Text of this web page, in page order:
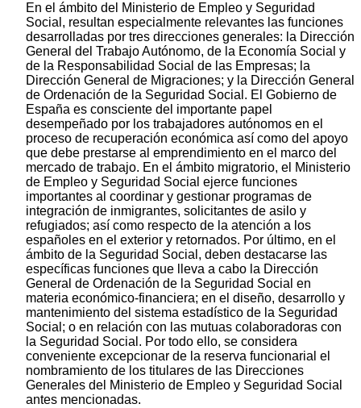
En el ámbito del Ministerio de Empleo y Seguridad
Social, resultan especialmente relevantes las funciones
desarrolladas por tres direcciones generales: la Dirección
General del Trabajo Autónomo, de la Economía Social y
de la Responsabilidad Social de las Empresas; la
Dirección General de Migraciones; y la Dirección General
de Ordenación de la Seguridad Social. El Gobierno de
España es consciente del importante papel
desempeñado por los trabajadores autónomos en el
proceso de recuperación económica así como del apoyo
que debe prestarse al emprendimiento en el marco del
mercado de trabajo. En el ámbito migratorio, el Ministerio
de Empleo y Seguridad Social ejerce funciones
importantes al coordinar y gestionar programas de
integración de inmigrantes, solicitantes de asilo y
refugiados; así como respecto de la atención a los
españoles en el exterior y retornados. Por último, en el
ámbito de la Seguridad Social, deben destacarse las
específicas funciones que lleva a cabo la Dirección
General de Ordenación de la Seguridad Social en
materia económico-financiera; en el diseño, desarrollo y
mantenimiento del sistema estadístico de la Seguridad
Social; o en relación con las mutuas colaboradoras con
la Seguridad Social. Por todo ello, se considera
conveniente excepcionar de la reserva funcionarial el
nombramiento de los titulares de las Direcciones
Generales del Ministerio de Empleo y Seguridad Social
antes mencionadas.